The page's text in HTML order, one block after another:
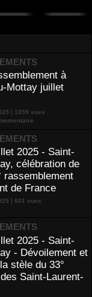
à
Mottay juillet
| 1359 vues
2025 - Saint-
célébration de
rassemblement
de France
| 601 vues
2025 - Saint-
- Dévoilement et
stèle du 33°
Saint-Laurent-